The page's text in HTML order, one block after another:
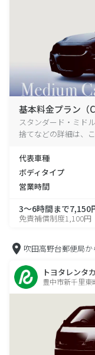
基本料金プラン（
スタンダード・ミド
捨てなどの詳細は、
代表車種
ボディタイプ
営業時間
3～6時間まで7,150
免責補償制度1,100円
吹田高野台郵便局か
トヨタレンタ
豊中市新千里